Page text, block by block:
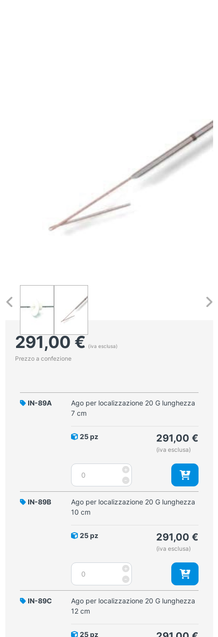
291,00€ (iva esclusa)
Prezzo a confezione
IN-89A
Ago per localizzazione 20 G lunghezza
7 cm
25 pz 291,00 €
(iva esclusa)
-
Ago
localizzazione
20
G
cm
+
IN-89B
Ago per localizzazione 20 G lunghezza
10 cm
25 pz 291,00 €
(iva esclusa)
-
Ago
localizzazione
20
G
+
IN-89C
Ago per localizzazione 20 G lunghezza
12 cm
25 pz